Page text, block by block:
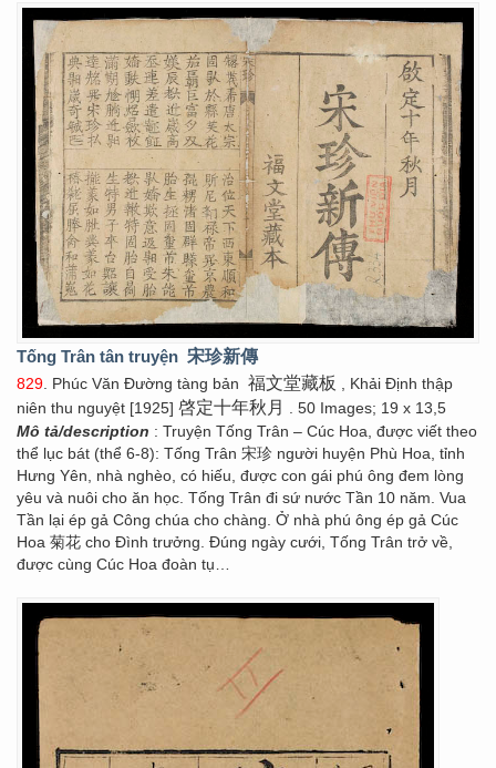
Tống Trân tân truyện 宋珍新傳
829 . Phúc Văn Đường tàng bản 福文堂藏板
, Khải Định thập
niên thu nguyệt [1925] 啓定十年秋月
. 50 Images; 19 x 13,5
Mô tả/description : Truyện Tống Trân – Cúc Hoa, được viết theo
thể lục bát (thể 6-8): Tống Trân 宋珍 người huyện Phù Hoa, tỉnh
Hưng Yên, nhà nghèo, có hiếu, được con gái phú ông đem lòng
yêu và nuôi cho ăn học. Tống Trân đi sứ nước Tần 10 năm. Vua
Tần lại ép gả Công chúa cho chàng. Ở nhà phú ông ép gả Cúc
Hoa 菊花 cho Đình trưởng. Đúng ngày cưới, Tống Trân trở về,
được cùng Cúc Hoa đoàn tụ…